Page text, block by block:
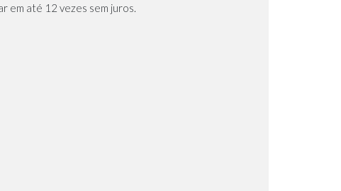
em até 12 vezes sem juros.